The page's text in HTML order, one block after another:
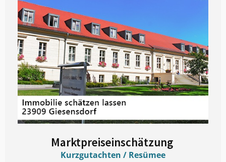
Marktpreiseinschätzung ​
Kurzgutachten / Resümee